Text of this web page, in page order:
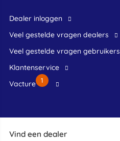
Vind een dealer
dealer inloggen
veel gestelde vragen dealers
veel gestelde vragen gebruikers
klantenservice
Vacture
1